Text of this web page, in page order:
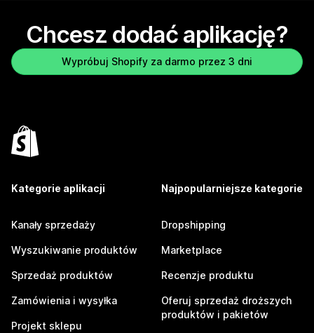
Chcesz dodać aplikację?
Wypróbuj Shopify za darmo przez 3 dni
Kategorie aplikacji
Kanały sprzedaży
Wyszukiwanie produktów
Sprzedaż produktów
Zamówienia i wysyłka
Projekt sklepu
Najpopularniejsze kategorie
Dropshipping
Marketplace
Recenzje produktu
Oferuj sprzedaż droższych
produktów i pakietów